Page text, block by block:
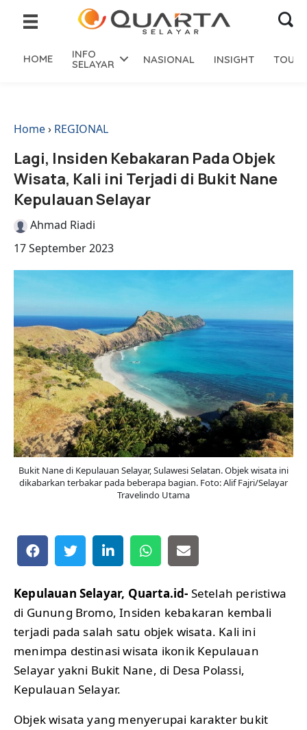
HOME INFO
SELAYAR NASIONAL INSIGHT
Home› REGIONAL
Lagi, Insiden Kebakaran Pada Objek
Wisata, Kali ini Terjadi di Bukit Nane
Kepulauan Selayar
Ahmad Riadi
17 September 2023
Bukit Nane di Kepulauan Selayar, Sulawesi Selatan. Objek wisata ini
dikabarkan terbakar pada beberapa bagian. Foto: Alif Fajri/Selayar
Travelindo Utama
Kepulauan Selayar, Quarta.id- Setelah peristiwa
di Gunung Bromo, Insiden kebakaran kembali
terjadi pada salah satu objek wisata. Kali ini
menimpa destinasi wisata ikonik Kepulauan
Selayar yakni Bukit Nane, di Desa Polassi,
Kepulauan Selayar.
Objek wisata yang menyerupai karakter bukit